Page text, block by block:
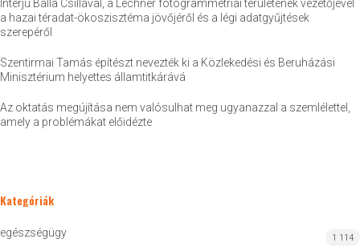
Interjú Balla Csillával, a Lechner fotogrammetriai területének vezetőjével
a hazai téradat-ökoszisztéma jövőjéről és a légi adatgyűjtések
szerepéről
Szentirmai Tamás építészt nevezték ki a Közlekedési és Beruházási
Minisztérium helyettes államtitkárává
Az oktatás megújítása nem valósulhat meg ugyanazzal a szemlélettel,
amely a problémákat előidézte
Kategóriák
egészségügy 1 114